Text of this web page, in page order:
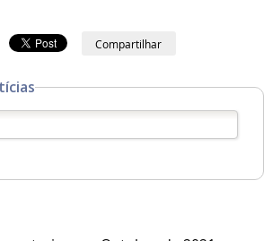
Compartilhar